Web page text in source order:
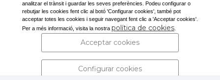
Ajuntament de Corbins
Pl. de la Vila, s/n
Tel: 973 190 117 -secretaria@corbins.cat
analitzar el trànsit i guardar les seves preferències. Podeu configurar o
rebutjar les cookies fent clic al botó 'Configurar cookies', també pot
acceptar totes les cookies i seguir navegant fent clic a 'Acceptar cookies'.
Per a més informació, visita la nostra política de cookies.
Acceptar cookies
Configurar cookies